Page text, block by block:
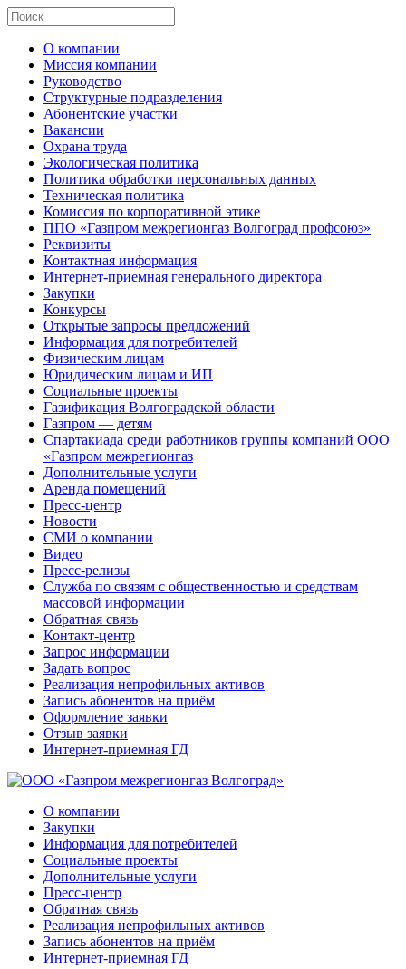
О компании
Миссия компании
Руководство
Структурные подразделения
Абонентские участки
Вакансии
Охрана труда
Экологическая политика
Политика обработки персональных данных
Техническая политика
Комиссия по корпоративной этике
ППО «Газпром межрегионгаз Волгоград профсоюз»
Реквизиты
Контактная информация
Интернет-приемная генерального директора
Закупки
Конкурсы
Открытые запросы предложений
Информация для потребителей
Физическим лицам
Юридическим лицам и ИП
Социальные проекты
Газификация Волгоградской области
Газпром — детям
Спартакиада среди работников группы компаний ООО
«Газпром межрегионгаз
Дополнительные услуги
Аренда помещений
Пресс-центр
Новости
СМИ о компании
Видео
Пресс-релизы
Служба по связям с общественностью и средствам
массовой информации
Обратная связь
Контакт-центр
Запрос информации
Задать вопрос
Реализация непрофильных активов
Запись абонентов на приём
Оформление заявки
Отзыв заявки
Интернет-приемная ГД
О компании
Закупки
Информация для потребителей
Социальные проекты
Дополнительные услуги
Пресс-центр
Обратная связь
Реализация непрофильных активов
Запись абонентов на приём
Интернет-приемная ГД